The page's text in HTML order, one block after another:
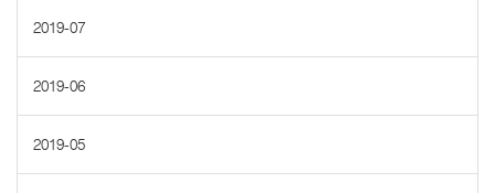
2019-07
2019-06
2019-05